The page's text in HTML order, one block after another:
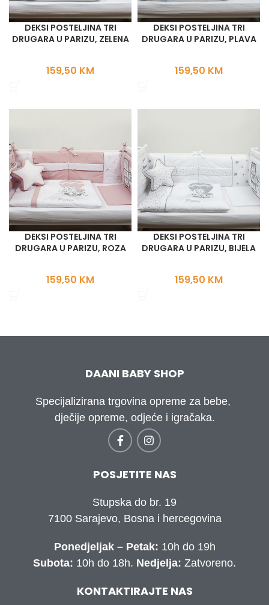
DEKSI POSTELJINA TRI
DRUGARA U PARIZU, ZELENA
159,50 KM
DEKSI POSTELJINA TRI
DRUGARA U PARIZU, PLAVA
159,50 KM
DEKSI POSTELJINA TRI
DRUGARA U PARIZU, ROZA
159,50 KM
DEKSI POSTELJINA TRI
DRUGARA U PARIZU, BIJELA
159,50 KM
DAANI BABY SHOP
Specijalizirana trgovina opreme za bebe,
dječije opreme, odjeće i igračaka.
POSJETITE NAS
Stupska do br. 19
7100 Sarajevo, Bosna i hercegovina
Ponedjeljak – Petak: 10h do 19h
Subota: 10h do 18h. Nedjelja: Zatvoreno.
KONTAKTIRAJTE NAS